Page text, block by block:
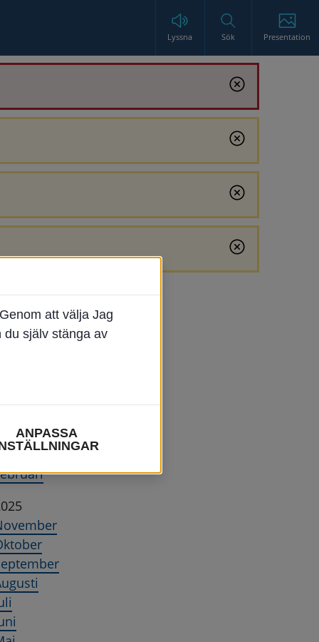
Lyssna Sök Presentation
April
att välja Jag
du själv stänga av
ANPASSA